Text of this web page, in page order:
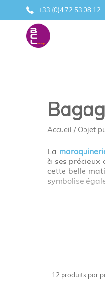
+33 (0)4 72 53 08 12
Accueil / Objet
La
à ses précieux
cette belle
symbolise